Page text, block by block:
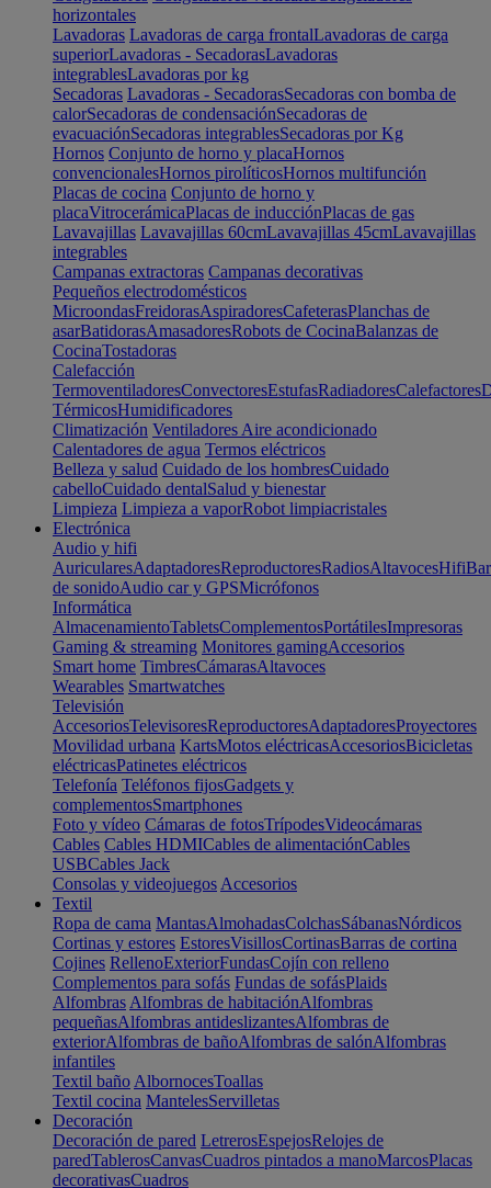
horizontales
Lavadoras Lavadoras de carga frontalLavadoras de carga
superiorLavadoras - SecadorasLavadoras
integrablesLavadoras por kg
Secadoras Lavadoras - SecadorasSecadoras con bomba de
calorSecadoras de condensaciónSecadoras de
evacuaciónSecadoras integrablesSecadoras por Kg
Hornos Conjunto de horno y placaHornos
convencionalesHornos pirolíticosHornos multifunción
Placas de cocina Conjunto de horno y
placaVitrocerámicaPlacas de inducciónPlacas de gas
Lavavajillas Lavavajillas 60cmLavavajillas 45cmLavavajillas
integrables
Campanas extractoras Campanas decorativas
Pequeños electrodomésticos
MicroondasFreidorasAspiradoresCafeterasPlanchas de
asarBatidorasAmasadoresRobots de CocinaBalanzas de
CocinaTostadoras
Calefacción
TermoventiladoresConvectoresEstufasRadiadoresCalefactores
TérmicosHumidificadores
Climatización Ventiladores Aire acondicionado
Calentadores de agua Termos eléctricos
Belleza y salud Cuidado de los hombresCuidado
cabelloCuidado dentalSalud y bienestar
Limpieza Limpieza a vaporRobot limpiacristales
Electrónica
Audio y hifi
AuricularesAdaptadoresReproductoresRadiosAltavocesHifi
de sonidoAudio car y GPSMicrófonos
Informática
AlmacenamientoTabletsComplementosPortátilesImpresoras
Gaming & streaming Monitores gamingAccesorios
Smart home TimbresCámarasAltavoces
Wearables Smartwatches
Televisión
AccesoriosTelevisoresReproductoresAdaptadoresProyectores
Movilidad urbana KartsMotos eléctricasAccesoriosBicicletas
eléctricasPatinetes eléctricos
Telefonía Teléfonos fijosGadgets y
complementosSmartphones
Foto y vídeo Cámaras de fotosTrípodesVideocámaras
Cables Cables HDMICables de alimentaciónCables
USBCables Jack
Consolas y videojuegos Accesorios
Textil
Ropa de cama MantasAlmohadasColchasSábanasNórdicos
Cortinas y estores EstoresVisillosCortinasBarras de cortina
Cojines RellenoExteriorFundasCojín con relleno
Complementos para sofás Fundas de sofásPlaids
Alfombras Alfombras de habitaciónAlfombras
pequeñasAlfombras antideslizantesAlfombras de
exteriorAlfombras de bañoAlfombras de salónAlfombras
infantiles
Textil baño AlbornocesToallas
Textil cocina MantelesServilletas
Decoración
Decoración de pared LetrerosEspejosRelojes de
paredTablerosCanvasCuadros pintados a manoMarcosPlacas
decorativasCuadros